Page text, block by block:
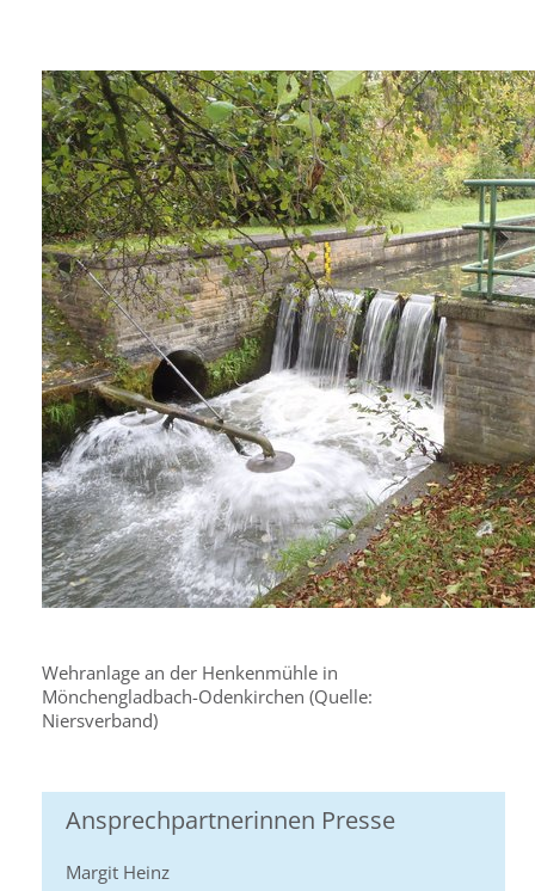
Wehranlage an der Henkenmühle in
Mönchengladbach-Odenkirchen (Quelle:
Niersverband)
Ansprechpartnerinnen Presse
Margit Heinz